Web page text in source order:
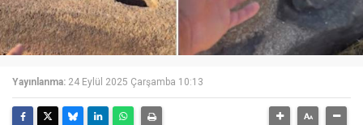
Yayınlanma: 24 Eylül 2025 Çarşamba 10:13